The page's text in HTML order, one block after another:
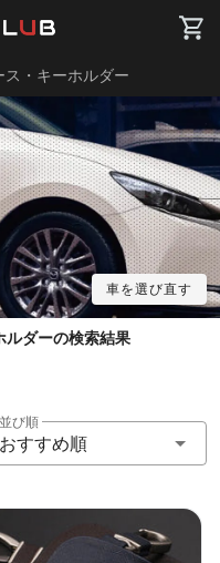
ス・キーホルダー
車を選び直す
ルダーの検索結果
並び順
おすすめ順